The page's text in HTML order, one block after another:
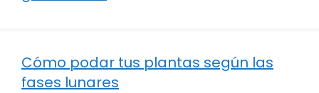
Cómo podar tus plantas según las
fases lunares